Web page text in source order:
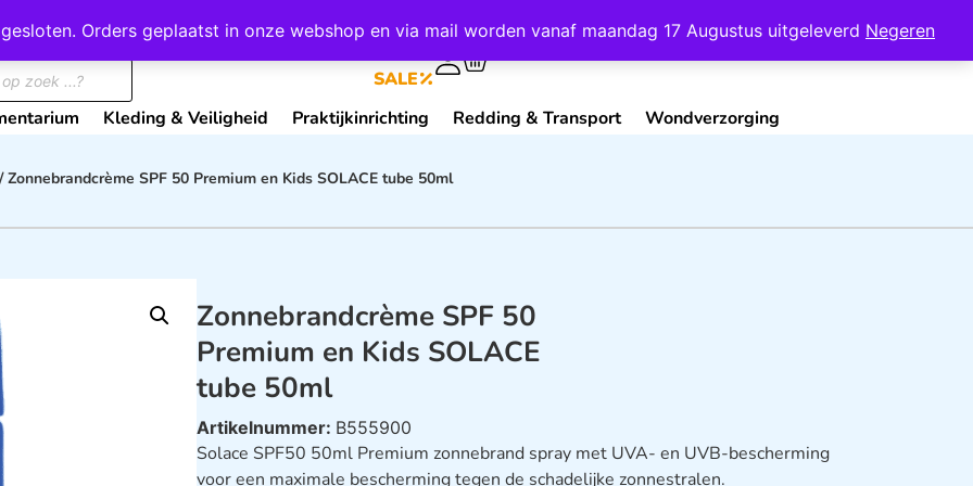
Orders geplaatst in onze webshop en via mail worden vanaf maandag 17 Augustus uitgeleverd Negeren
Mijn Account Contact
SALE
Kleding & Veiligheid Praktijkinrichting Redding & Transport Wondverzorging
/ Zonnebrandcrème SPF 50 Premium en Kids SOLACE tube 50ml
Zonnebrandcrème SPF 50
Premium en Kids SOLACE
tube 50ml
Artikelnummer: B555900
Solace SPF50 50ml Premium zonnebrand spray met UVA- en UVB-bescherming
voor een maximale bescherming tegen de schadelijke zonnestralen.